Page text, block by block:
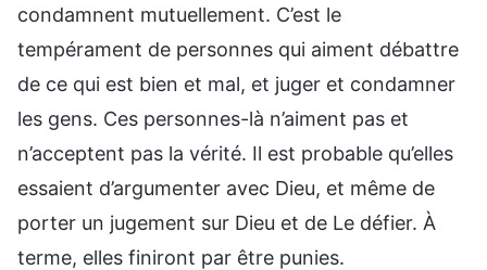
condamnent mutuellement. C’est le
tempérament de personnes qui aiment débattre
de ce qui est bien et mal, et juger et condamner
les gens. Ces personnes-là n’aiment pas et
n’acceptent pas la vérité. Il est probable qu’elles
essaient d’argumenter avec Dieu, et même de
porter un jugement sur Dieu et de Le défier. À
terme, elles finiront par être punies.